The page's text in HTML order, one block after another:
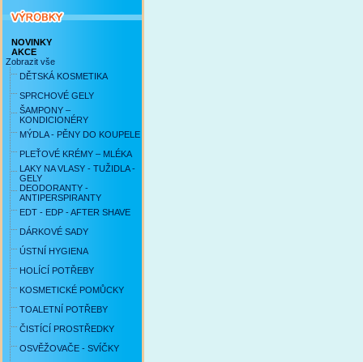
NOVINKY
AKCE
Zobrazit vše
DĚTSKÁ KOSMETIKA
SPRCHOVÉ GELY
ŠAMPONY –
KONDICIONÉRY
MÝDLA - PĚNY DO KOUPELE
PLEŤOVÉ KRÉMY – MLÉKA
LAKY NA VLASY - TUŽIDLA -
GELY
DEODORANTY -
ANTIPERSPIRANTY
EDT - EDP - AFTER SHAVE
DÁRKOVÉ SADY
ÚSTNÍ HYGIENA
HOLÍCÍ POTŘEBY
KOSMETICKÉ POMŮCKY
TOALETNÍ POTŘEBY
ČISTÍCÍ PROSTŘEDKY
OSVĚŽOVAČE - SVÍČKY